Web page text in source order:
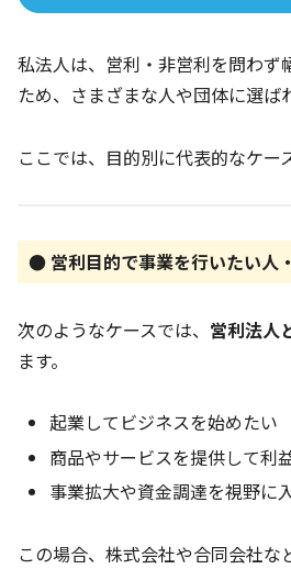
私法人は、営利・非営利を問わず
ため、さまざまな人や団体に選ば
ここでは、目的別に代表的なケー
● 営利目的で事業を行いたい人
次のようなケースでは、 営利法人
ます。
起業してビジネスを始めたい
商品やサービスを提供して利
事業拡大や資金調達を視野に
この場合、株式会社や合同会社な